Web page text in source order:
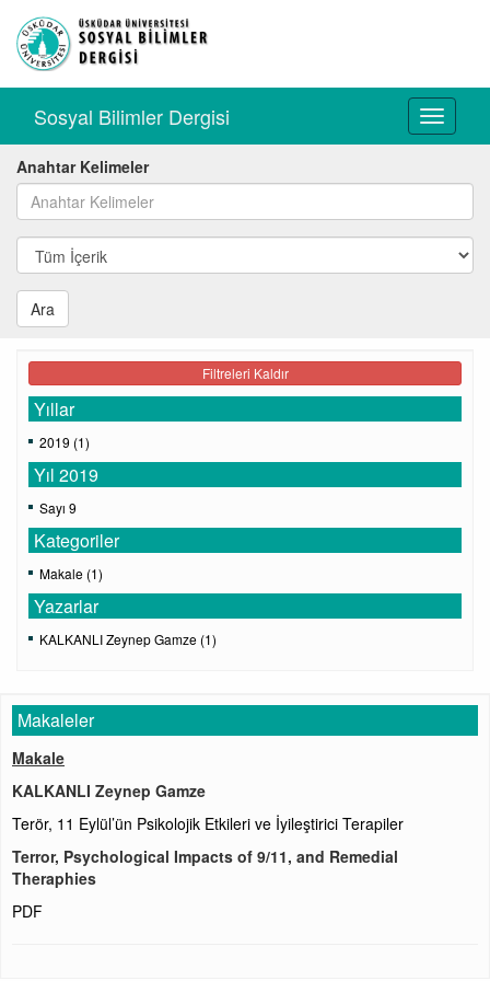
Toggle
Sosyal Bilimler Dergisi
Anahtar Kelimeler
Ara
Filtreleri Kaldır
Yıllar
2019 (1)
Yıl 2019
Sayı 9
Kategoriler
Makale (1)
Yazarlar
KALKANLI Zeynep Gamze (1)
Makaleler
Makale
KALKANLI Zeynep Gamze
Terör, 11 Eylül’ün Psikolojik Etkileri ve İyileştirici Terapiler
Terror, Psychological Impacts of 9/11, and Remedial
Theraphies
PDF